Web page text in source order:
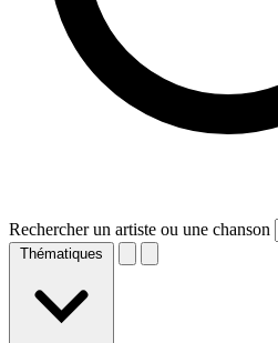
Rechercher un artiste ou une chanson
Thématiques